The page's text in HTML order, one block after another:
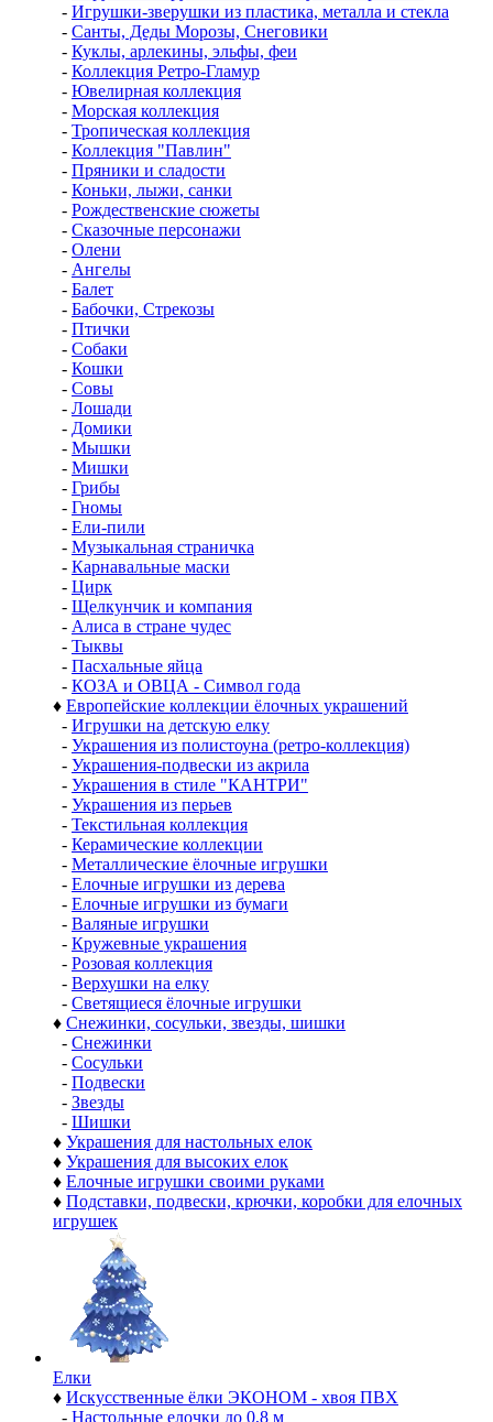
- Игрушки-зверушки из пластика, металла и стекла
- Санты, Деды Морозы, Снеговики
- Куклы, арлекины, эльфы, феи
- Коллекция Ретро-Гламур
- Ювелирная коллекция
- Морская коллекция
- Тропическая коллекция
- Коллекция "Павлин"
- Пряники и сладости
- Коньки, лыжи, санки
- Рождественские сюжеты
- Сказочные персонажи
- Олени
- Ангелы
- Балет
- Бабочки, Стрекозы
- Птички
- Собаки
- Кошки
- Совы
- Лошади
- Домики
- Мышки
- Мишки
- Грибы
- Гномы
- Ели-пили
- Музыкальная страничка
- Карнавальные маски
- Цирк
- Щелкунчик и компания
- Алиса в стране чудес
- Тыквы
- Пасхальные яйца
- КОЗА и ОВЦА - Символ года
♦ Европейские коллекции ёлочных украшений
- Игрушки на детскую елку
- Украшения из полистоуна (ретро-коллекция)
- Украшения-подвески из акрила
- Украшения в стиле "КАНТРИ"
- Украшения из перьев
- Текстильная коллекция
- Керамические коллекции
- Металлические ёлочные игрушки
- Елочные игрушки из дерева
- Елочные игрушки из бумаги
- Валяные игрушки
- Кружевные украшения
- Розовая коллекция
- Верхушки на елку
- Светящиеся ёлочные игрушки
♦ Снежинки, сосульки, звезды, шишки
- Снежинки
- Сосульки
- Подвески
- Звезды
- Шишки
♦ Украшения для настольных елок
♦ Украшения для высоких елок
♦ Елочные игрушки своими руками
♦ Подставки, подвески, крючки, коробки для елочных
игрушек
Елки
♦ Искусственные ёлки ЭКОНОМ - хвоя ПВХ
- Настольные елочки до 0,8 м